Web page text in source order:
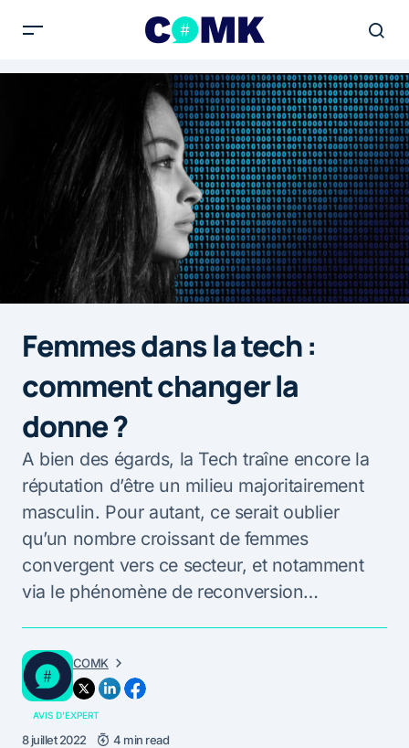
Femmes dans la tech :
comment changer la
donne ?
A bien des égards, la Tech traîne encore la
réputation d’être un milieu majoritairement
masculin. Pour autant, ce serait oublier
qu’un nombre croissant de femmes
convergent vers ce secteur, et notamment
via le phénomène de reconversion…
COMK
AVIS D'EXPERT
8 juillet 2022 4 min read